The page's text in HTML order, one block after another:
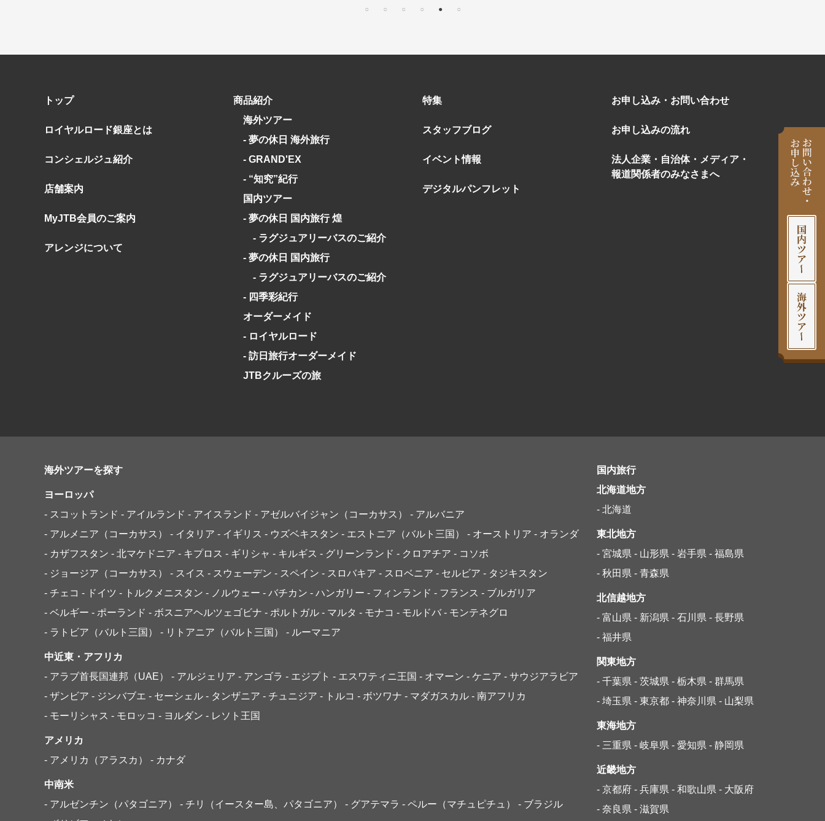
トップ
ロイヤルロード銀座とは
コンシェルジュ紹介
店舗案内
MyJTB会員のご案内
アレンジについて
商品紹介
海外ツアー
- 夢の休日 海外旅行
- GRAND'EX
- “知究”紀行
国内ツアー
- 夢の休日 国内旅行 煌
- ラグジュアリーバスのご紹介
- 夢の休日 国内旅行
- ラグジュアリーバスのご紹介
- 四季彩紀行
オーダーメイド
- ロイヤルロード
- 訪日旅行オーダーメイド
JTBクルーズの旅
特集
スタッフブログ
イベント情報
デジタルパンフレット
お申し込み・お問い合わせ
お申し込みの流れ
法人企業・自治体・メディア・
報道関係者のみなさまへ
海外ツアーを探す
ヨーロッパ
- スコットランド - アイルランド - アイスランド - アゼルバイジャン（コーカサス）
- アルバニア
- アルメニア（コーカサス）
- イタリア - イギリス - ウズベキスタン - エストニア（バルト三国） - オーストリア - オランダ
- カザフスタン - 北マケドニア - キプロス - ギリシャ - キルギス - グリーンランド - クロアチア - コソボ
- ジョージア（コーカサス）
- スイス - スウェーデン - スペイン - スロバキア - スロベニア - セルビア - タジキスタン
- チェコ - ドイツ - トルクメニスタン - ノルウェー - バチカン - ハンガリー - フィンランド - フランス - ブルガリア
- ベルギー - ポーランド - ボスニアヘルツェゴビナ - ポルトガル - マルタ - モナコ - モルドバ - モンテネグロ
- ラトビア（バルト三国）
- リトアニア（バルト三国） - ルーマニア
中近東・アフリカ
- アラブ首長国連邦（UAE）
- アルジェリア - アンゴラ - エジプト - エスワティニ王国 - オマーン - ケニア - サウジアラビア
- ザンビア - ジンバブエ - セーシェル - タンザニア - チュニジア - トルコ - ボツワナ - マダガスカル - 南アフリカ
- モーリシャス - モロッコ - ヨルダン - レソト王国
アメリカ
- アメリカ（アラスカ）
- カナダ
中南米
- アルゼンチン（パタゴニア）
- チリ（イースター島、パタゴニア） - グアテマラ - ペルー（マチュピチュ）
- ブラジル
国内旅行
北海道地方
- 北海道
東北地方
- 宮城県 - 山形県 - 岩手県 - 福島県
- 秋田県 - 青森県
北信越地方
- 富山県 - 新潟県 - 石川県 - 長野県
- 福井県
関東地方
- 千葉県 - 茨城県 - 栃木県 - 群馬県
- 埼玉県 - 東京都 - 神奈川県 - 山梨県
東海地方
- 三重県 - 岐阜県 - 愛知県 - 静岡県
近畿地方
- 京都府 - 兵庫県 - 和歌山県 - 大阪府
- 奈良県 - 滋賀県